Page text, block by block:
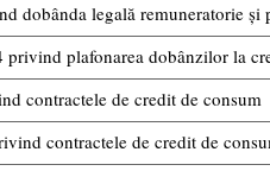
dobânda legală remuneratorie și
privind plafonarea dobânzilor la
contractele de credit de consum
contractele de credit de